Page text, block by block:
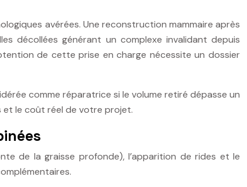
avérées. Une reconstruction mammaire après
décollées générant un complexe invalidant depuis
de cette prise en charge nécessite un dossier
comme réparatrice si le volume retiré dépasse un
et le coût réel de votre projet.
de la graisse profonde), l’apparition de rides et le